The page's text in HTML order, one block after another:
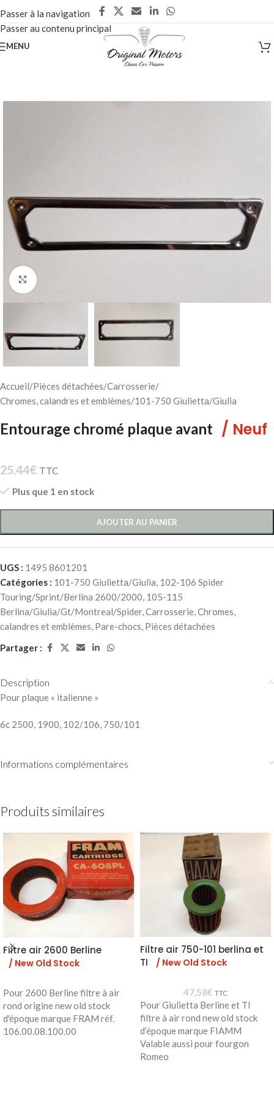
Passer à la navigation
Passer au contenu principal
MENU
Cliquez pour agrandir
Accueil/Pièces détachées/Carrosserie/
Chromes, calandres et emblèmes/101-750 Giulietta/Giulia
Entourage chromé plaque avant / Neuf
25,44€ TTC
Plus que 1 en stock
AJOUTER AU PANIER
UGS : 1495 8601201
Catégories : 101-750 Giulietta/Giulia, 102-106 Spider
Touring/Sprint/Berlina 2600/2000, 105-115
Berlina/Giulia/Gt/Montreal/Spider,Carrosserie,Chromes,
calandres et emblèmes, Pare-chocs, Pièces détachées
Partager :
Description
Pour plaque « italienne »
6c 2500, 1900, 102/106, 750/101
Informations complémentaires
Produits similaires
Filtre air 2600 Berline
/ New Old Stock
Pour 2600 Berline filtre à air
rond origine new old stock
d'époque marque FRAM réf.
106.00.08.100.00
Filtre air 750-101 berlina et
TI
/ New Old Stock
47,58€ TTC
Pour Giulietta Berline et TI
filtre à air rond new old stock
d’époque marque FIAMM
Valable aussi pour fourgon
Romeo